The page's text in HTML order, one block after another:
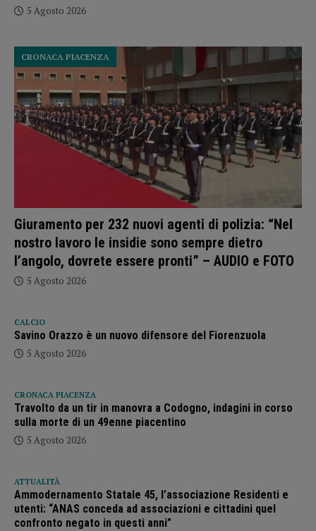
5 Agosto 2026
Giuramento per 232 nuovi agenti di polizia: “Nel
nostro lavoro le insidie sono sempre dietro
l’angolo, dovrete essere pronti” – AUDIO e FOTO
CRONACA PIACENZA
5 Agosto 2026
CALCIO
Savino Orazzo è un nuovo difensore del Fiorenzuola
5 Agosto 2026
CRONACA PIACENZA
Travolto da un tir in manovra a Codogno, indagini in corso
sulla morte di un 49enne piacentino
5 Agosto 2026
ATTUALITÀ
Ammodernamento Statale 45, l’associazione Residenti e
utenti: “ANAS conceda ad associazioni e cittadini quel
confronto negato in questi anni”